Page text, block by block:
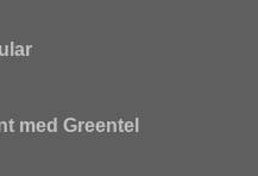
med Greentel